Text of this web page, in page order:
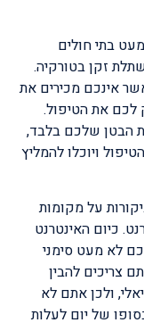
בתי חולים
זקן בטורקיה.
אינכם מכירים את
לכם את הטיפול.
הבטן שלכם בלבד,
ויוכלו להמליץ
על מקומות
כיום האינטרנט
לא מעט סימני
צריכים להבין
ולכן אתם לא
של יום לעלות